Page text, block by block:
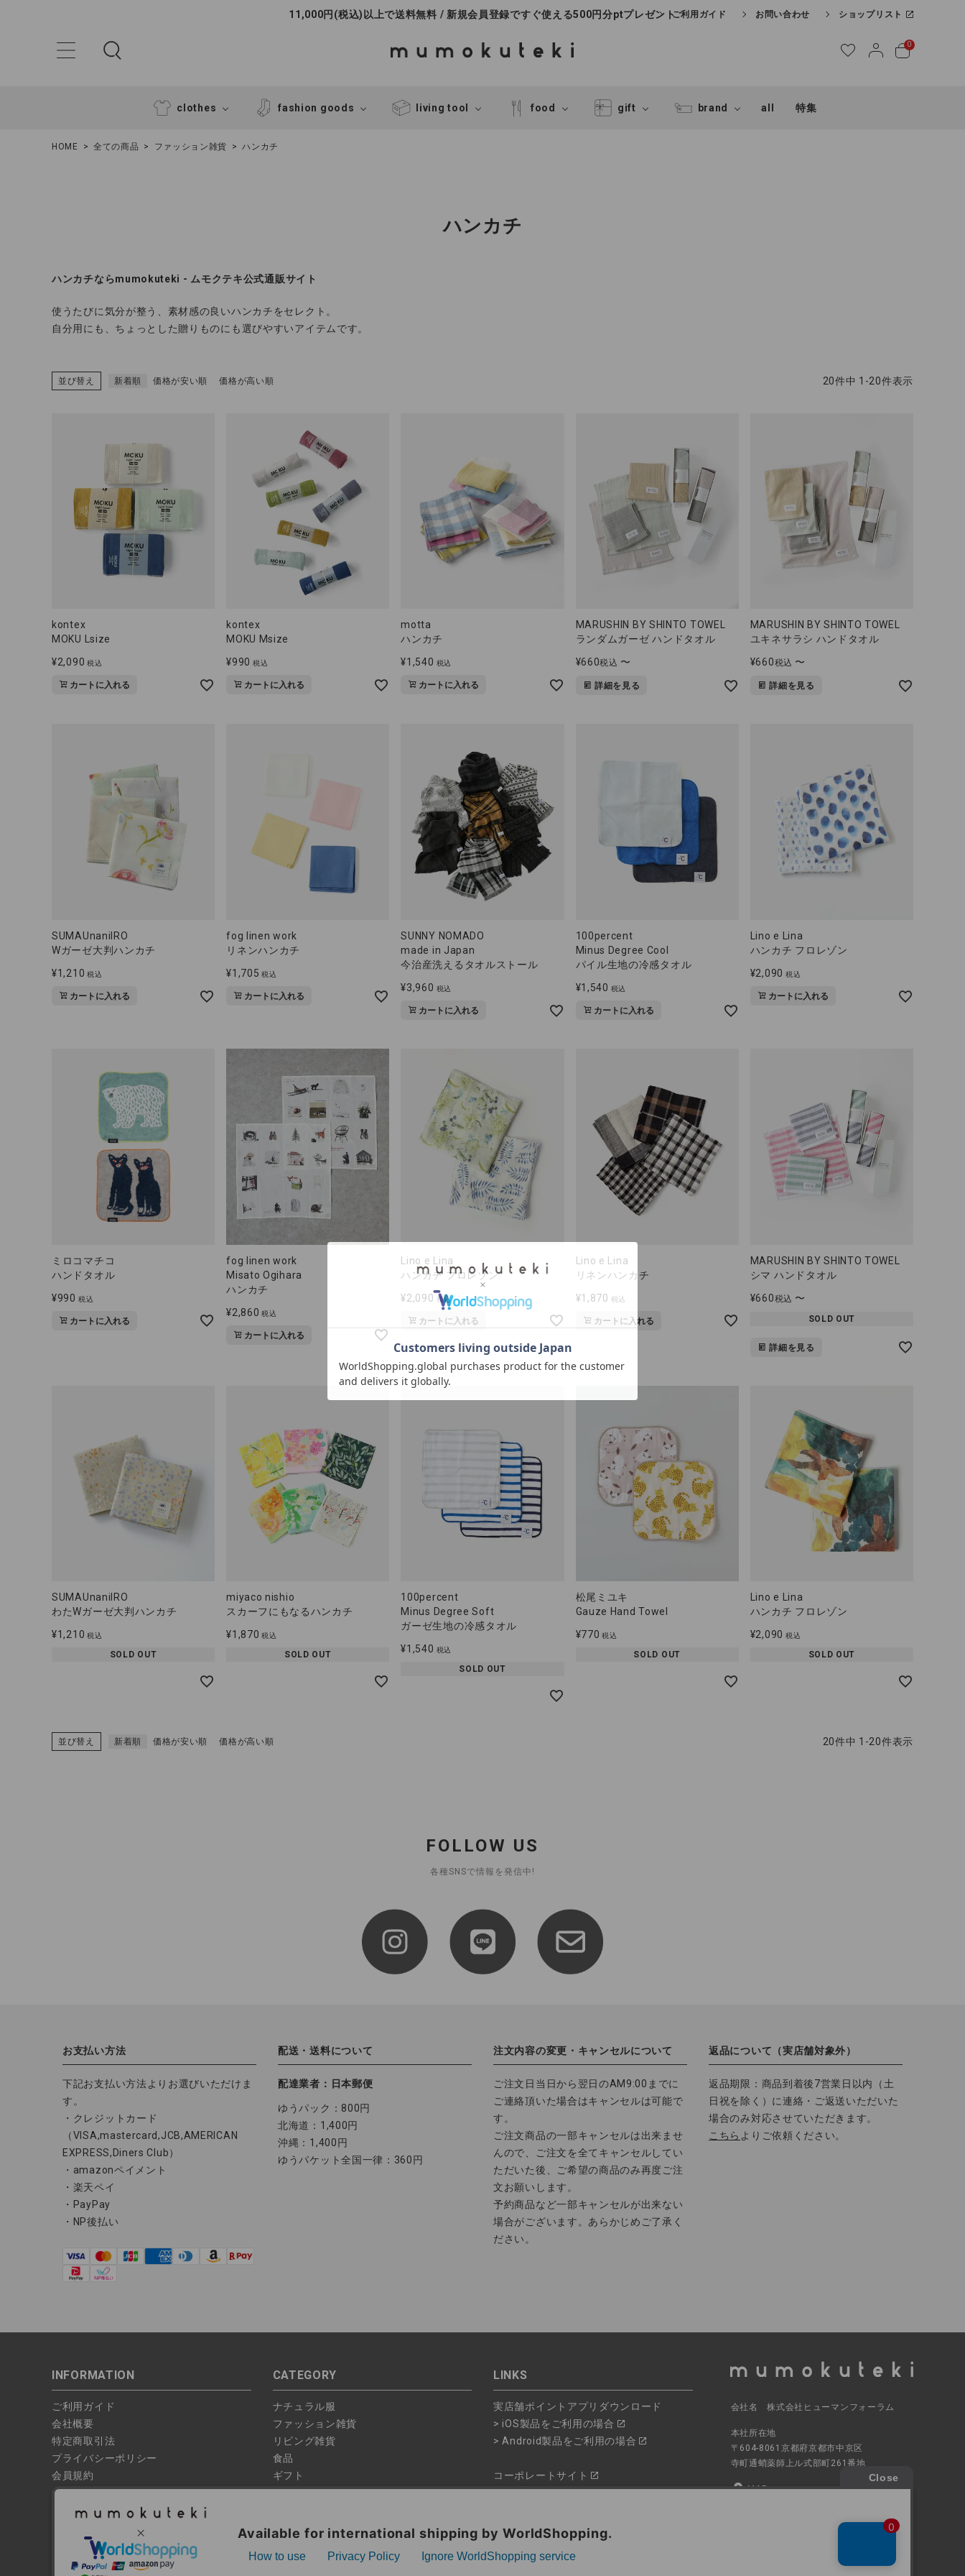
11,000円(税込)以上で送料無料 / 新規会員登録ですぐ使える500円分ptプレゼントご利用ガイド お問い合わせ ショップリスト
0
clothes fashion goods living tool food gift brand all 特集
ようこそ ゲスト 様
ログイン 新規会員登録
ファッション雑貨
生活雑貨
ブランド
全ての商品
HOME 全ての商品 ファッション雑貨 ハンカチ
ハンカチ
ハンカチならmumokuteki - ムモクテキ公式通販サイト
使うたびに気分が整う、素材感の良いハンカチをセレクト。
自分用にも、ちょっとした贈りものにも選びやすいアイテムです。
並び替え 新着順 価格が安い順 価格が高い順 20件中 1 -20件表示
kontex
MOKU Lsize
¥2,090 税込
カートに入れる
kontex
MOKU Msize
¥990 税込
カートに入れる
motta
ハンカチ
¥1,540 税込
カートに入れる
MARUSHIN BY SHINTO TOWEL
ランダムガーゼ ハンドタオル
¥660税込 〜
詳細を見る
MARUSHIN BY SHINTO TOWEL
ユキネサラシ ハンドタオル
¥660税込 〜
詳細を見る
SUMAUnaniIRO
Wガーゼ大判ハンカチ
¥1,210 税込
カートに入れる
fog linen work
リネンハンカチ
¥1,705 税込
カートに入れる
SUNNY NOMADO
made in Japan
今治産洗えるタオルストール
¥3,960 税込
カートに入れる
100percent
Minus Degree Cool
パイル生地の冷感タオル
¥1,540 税込
カートに入れる
Lino e Lina
ハンカチ フロレゾン
¥2,090 税込
カートに入れる
ミロコマチコ
ハンドタオル
¥990 税込
カートに入れる
fog linen work
Misato Ogihara
ハンカチ
¥2,860 税込
カートに入れる
Lino e Lina
ハンカチ フロレゾン
¥2,090 税込
カートに入れる
Lino e Lina
リネンハンカチ
¥1,870 税込
カートに入れる
MARUSHIN BY SHINTO TOWEL
シマ ハンドタオル
¥660税込 〜
SOLD OUT
詳細を見る
SUMAUnaniIRO
わたWガーゼ大判ハンカチ
¥1,210 税込
SOLD OUT
miyaco nishio
スカーフにもなるハンカチ
¥1,870 税込
SOLD OUT
100percent
Minus Degree Soft
ガーゼ生地の冷感タオル
¥1,540 税込
SOLD OUT
松尾ミユキ
Gauze Hand Towel
¥770 税込
SOLD OUT
Lino e Lina
ハンカチ フロレゾン
¥2,090 税込
SOLD OUT
並び替え 新着順 価格が安い順 価格が高い順 20件中 1 -20件表示
FOLLOW US
各種SNSで情報を発信中!
お支払い方法
下記お支払い方法よりお選びいただけま
す。
・クレジットカード
（VISA,mastercard,JCB,AMERICAN
EXPRESS,Diners Club）
・amazonペイメント
・楽天ペイ
・PayPay
・NP後払い
配送・送料について
配達業者：日本郵便
ゆうパック：800円
北海道：1,400円
沖縄：1,400円
ゆうパケット全国一律：360円
注文内容の変更・キャンセルについて
ご注文日当日から翌日のAM9:00までに
ご連絡頂いた場合はキャンセルは可能で
す。
ご注文商品の一部キャンセルは出来ませ
んので、ご注文を全てキャンセルしてい
ただいた後、ご希望の商品のみ再度ご注
文お願いします。
予約商品など一部キャンセルが出来ない
場合がございます。あらかじめご了承く
ださい。
返品について（実店舗対象外）
返品期限：商品到着後7営業日以内（土
日祝を除く）に連絡・ご返送いただいた
場合のみ対応させていただきます。
こちら よりご依頼ください。
INFORMATION
ご利用ガイド
会社概要
特定商取引法
プライバシーポリシー
会員規約
偽サイトにご注意ください
お問い合わせ
CATEGORY
ナチュラル服
ファッション雑貨
リビング雑貨
食品
ギフト
ブランド
全ての商品
LINKS
実店舗ポイントアプリダウンロード
> iOS製品をご利用の場合
> Android製品をご利用の場合
コーポレートサイト
ショップリスト
会社名 株式会社ヒューマンフォーラム
本社所在地
〒604-8061京都府京都市中京区
寺町通蛸薬師上ル式部町261番地
MAP